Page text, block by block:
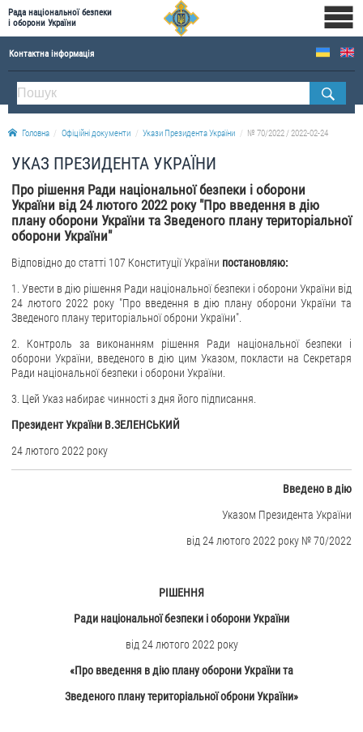
Рада національної безпеки
і оборони України
Контактна інформація
ПРО РНБОУ
Склад Ради національної безпеки і оборони України
Апарат Ради національної безпеки і оборони України
Правова основа діяльності Ради національної безпеки і оборони України
Історична довідка про діяльність Ради національної безпеки і оборони України
ОФІЦІЙНІ ДОКУМЕНТИ
Новини
Відеогалерея
Звернення громадян
Електронне звернення
Головна Офіційні документи Укази Президента України № 70/2022 / 2022-02-24
УКАЗ ПРЕЗИДЕНТА УКРАЇНИ
Про рішення Ради національної безпеки і оборони
України від 24 лютого 2022 року "Про введення в дію
плану оборони України та Зведеного плану територіальної
оборони України"
Відповідно до статті 107 Конституції України постановляю:
1. Увести в дію рішення Ради національної безпеки і оборони України від
24 лютого 2022 року "Про введення в дію плану оборони України та
Зведеного плану територіальної оброни України".
2. Контроль за виконанням рішення Ради національної безпеки і
оборони України, введеного в дію цим Указом, покласти на Секретаря
Ради національної безпеки і оборони України.
3. Цей Указ набирає чинності з дня його підписання.
Президент України В.ЗЕЛЕНСЬКИЙ
24 лютого 2022 року
Введено в дію
Указом Президента України
від 24 лютого 2022 року № 70/2022
РІШЕННЯ
Ради національної безпеки і оборони України
від 24 лютого 2022 року
«Про введення в дію плану оборони України та
Зведеного плану територіальної оброни України»